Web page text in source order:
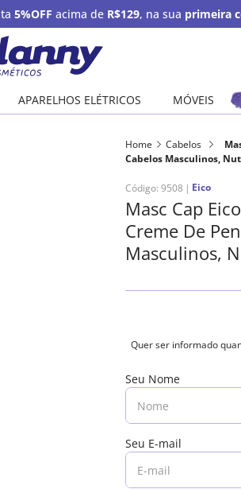
5%OFF acima de R$129, na sua primeira
APARELHOS ELÉTRICOS MÓVEIS
Home Cabelos
Cabelos Masculinos,
Código: 9508 Eico
Masc Cap
Creme De
Masculinos,